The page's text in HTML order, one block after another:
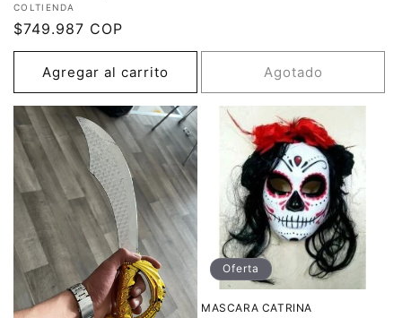
Proveedor:
COLTIENDA
Precio
habitual
$749.987 COP
Agregar al carrito Agotado
Oferta
MASCARA CATRINA